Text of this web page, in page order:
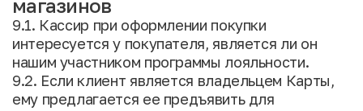
магазинов
9.1. Кассир при оформлении покупки
интересуется у покупателя, является ли он
нашим участником программы лояльности.
9.2. Если клиент является владельцем Карты,
ему предлагается ее предъявить для